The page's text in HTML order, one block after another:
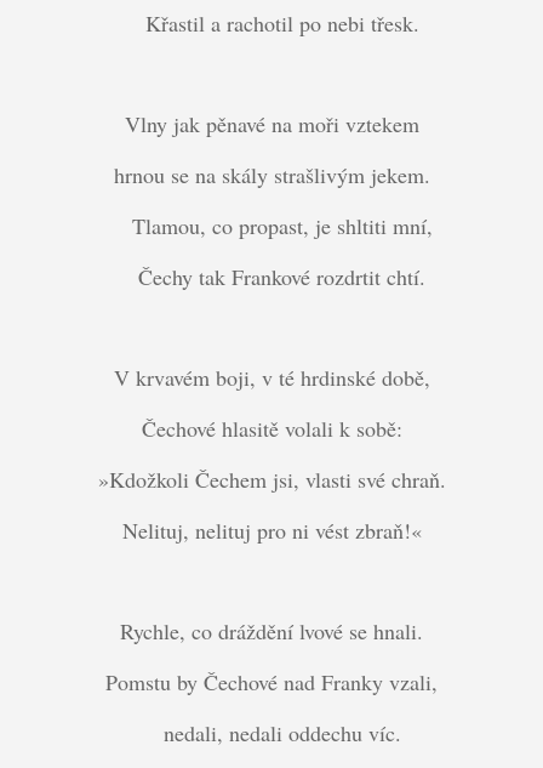
Křastil a rachotil po nebi třesk.
Vlny jak pěnavé na moři vztekem
hrnou se na skály strašlivým jekem.
Tlamou, co propast, je shltiti mní,
Čechy tak Frankové rozdrtit chtí.
V krvavém boji, v té hrdinské době,
Čechové hlasitě volali k sobě:
»Kdožkoli Čechem jsi, vlasti své chraň.
Nelituj, nelituj pro ni vést zbraň!«
Rychle, co dráždění lvové se hnali.
Pomstu by Čechové nad Franky vzali,
nedali, nedali oddechu víc.